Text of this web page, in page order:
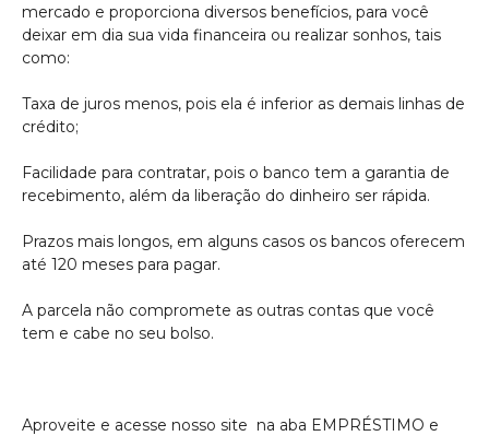
mercado e proporciona diversos benefícios, para você
deixar em dia sua vida financeira ou realizar sonhos, tais
como:
Taxa de juros menos, pois ela é inferior as demais linhas de
crédito;
Facilidade para contratar, pois o banco tem a garantia de
recebimento, além da liberação do dinheiro ser rápida.
Prazos mais longos, em alguns casos os bancos oferecem
até 120 meses para pagar.
A parcela não compromete as outras contas que você
tem e cabe no seu bolso.
Aproveite e acesse nosso site na aba EMPRÉSTIMO e